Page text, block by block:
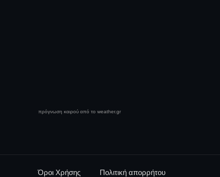
πρόγνωση καιρού από το weather.gr
Όροι Χρήσης Πολιτική απορρήτου